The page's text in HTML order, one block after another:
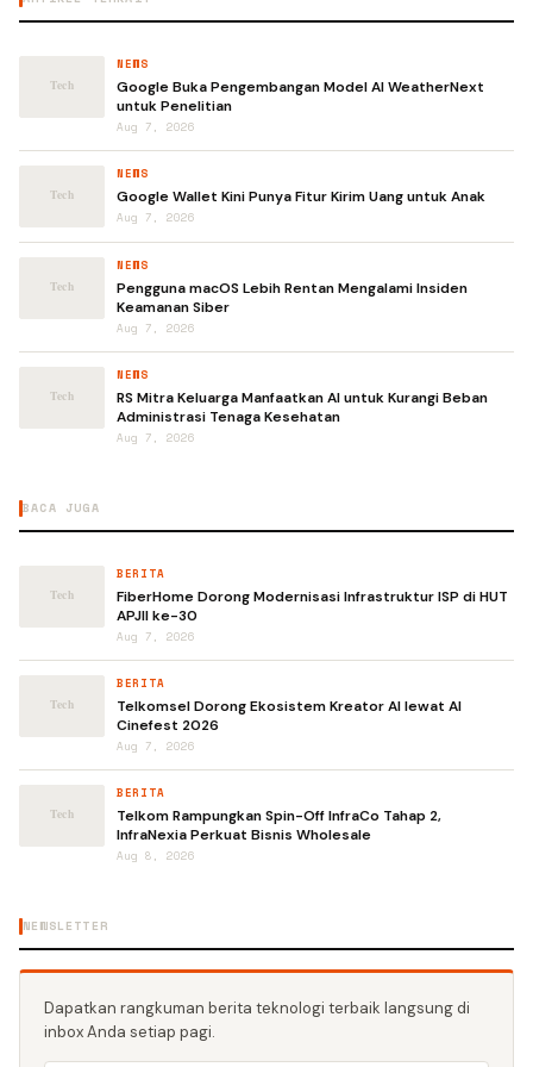
NEWS
Google Buka Pengembangan Model AI WeatherNext
untuk Penelitian
Aug 7, 2026
NEWS
Google Wallet Kini Punya Fitur Kirim Uang untuk Anak
Aug 7, 2026
NEWS
Pengguna macOS Lebih Rentan Mengalami Insiden
Keamanan Siber
Aug 7, 2026
NEWS
RS Mitra Keluarga Manfaatkan AI untuk Kurangi Beban
Administrasi Tenaga Kesehatan
Aug 7, 2026
BACA JUGA
BERITA
FiberHome Dorong Modernisasi Infrastruktur ISP di HUT
APJII ke-30
Aug 7, 2026
BERITA
Telkomsel Dorong Ekosistem Kreator AI lewat AI
Cinefest 2026
Aug 7, 2026
BERITA
Telkom Rampungkan Spin-Off InfraCo Tahap 2,
InfraNexia Perkuat Bisnis Wholesale
Aug 8, 2026
NEWSLETTER
Dapatkan rangkuman berita teknologi terbaik langsung di
inbox Anda setiap pagi.